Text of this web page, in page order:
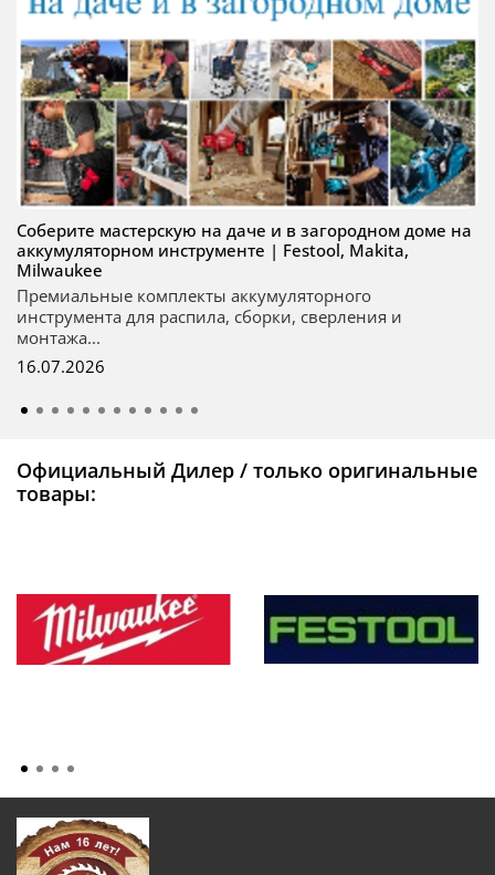
Соберите мастерскую на даче и в загородном доме на
аккумуляторном инструменте | Festool, Makita,
Milwaukee
Премиальные комплекты аккумуляторного
инструмента для распила, сборки, сверления и
монтажа...
16.07.2026
Официальный Дилер / только оригинальные
товары: